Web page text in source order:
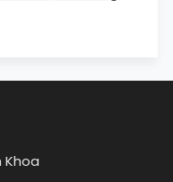
Khoa